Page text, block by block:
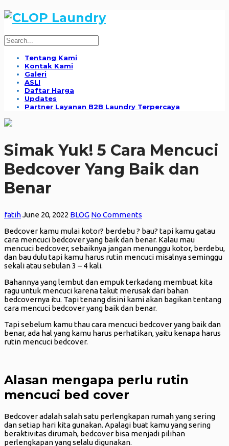
Tentang Kami
Kontak Kami
Galeri
ASLI
Daftar Harga
Updates
Partner Layanan B2B Laundry Terpercaya
Simak Yuk! 5 Cara Mencuci
Bedcover Yang Baik dan
Benar
fatihJune 20, 2022 BLOG No Comments
Bedcover kamu mulai kotor? berdebu ? bau? tapi kamu gatau
cara mencuci bedcover yang baik dan benar. Kalau mau
mencuci bedcover, sebaiknya jangan menunggu kotor, berdebu,
dan bau dulu tapi kamu harus rutin mencuci misalnya seminggu
sekali atau sebulan 3 – 4 kali.
Bahannya yang lembut dan empuk terkadang membuat kita
ragu untuk mencuci karena takut merusak dari bahan
bedcovernya itu. Tapi tenang disini kami akan bagikan tentang
cara mencuci bedcover yang baik dan benar.
Tapi sebelum kamu thau cara mencuci bedcover yang baik dan
benar, ada hal yang kamu harus perhatikan, yaitu kenapa harus
rutin mencuci bedcover.
Alasan mengapa perlu rutin
mencuci bed cover
Bedcover adalah salah satu perlengkapan rumah yang sering
dan setiap hari kita gunakan. Apalagi buat kamu yang sering
beraktivitas dirumah, bedcover bisa menjadi pilihan
perlengkapan yang selalu digunakan.